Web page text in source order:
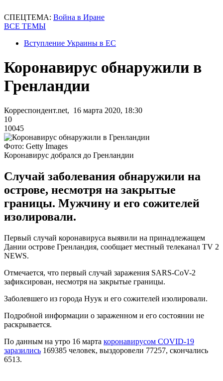
СПЕЦТЕМА: Война в Иране
ВСЕ ТЕМЫ
Вступление Украины в ЕС
Коронавирус обнаружили в
Гренландии
Корреспондент.net, 16 марта 2020, 18:30
10
10045
Фото: Getty Images
Коронавирус добрался до Гренландии
Случай заболевания обнаружили на
острове, несмотря на закрытые
границы. Мужчину и его сожителей
изолировали.
Первый случай коронавируса выявили на принадлежащем
Дании острове Гренландия, сообщает местный телеканал TV 2
NEWS.
Отмечается, что первый случай заражения SARS-CoV-2
зафиксирован, несмотря на закрытые границы.
Заболевшего из города Нуук и его сожителей изолировали.
Подробной информации о зараженном и его состоянии не
раскрывается.
По данным на утро 16 марта коронавирусом COVID-19
заразились 169385 человек, выздоровели 77257, скончались
6513.